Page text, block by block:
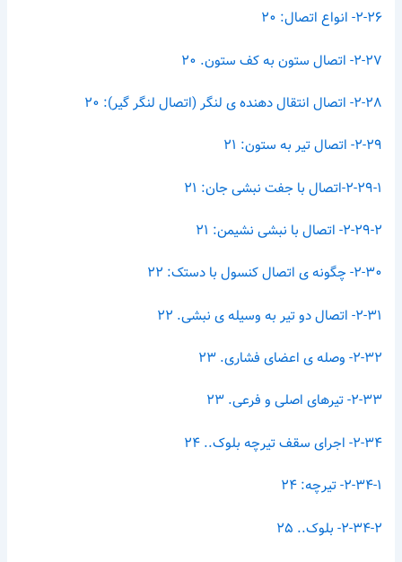
۲-۲۶- انواع اتصال: ۲۰
۲-۲۷- اتصال ستون به کف ستون. ۲۰
۲-۲۸- اتصال انتقال دهنده ی لنگر (اتصال لنگر گیر): ۲۰
۲-۲۹- اتصال تیر به ستون: ۲۱
۲-۲۹-۱-اتصال با جفت نبشی جان: ۲۱
۲-۲۹-۲- اتصال با نبشی نشیمن: ۲۱
۲-۳۰- چگونه ی اتصال کنسول با دستک: ۲۲
۲-۳۱- اتصال دو تیر به وسیله ی نبشی. ۲۲
۲-۳۲- وصله ی اعضای فشاری. ۲۳
۲-۳۳- تیرهای اصلی و فرعی. ۲۳
۲-۳۴- اجرای سقف تیرچه بلوک.. ۲۴
۲-۳۴-۱- تیرچه: ۲۴
۲-۳۴-۲- بلوک.. ۲۵